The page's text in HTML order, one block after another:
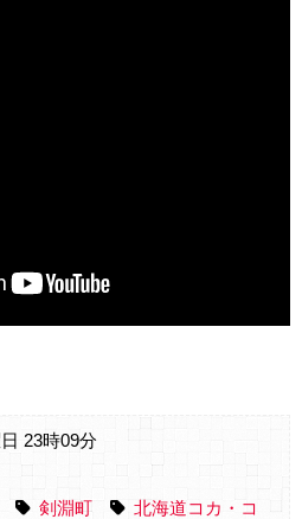
23時09分
剣淵町
北海道コカ・コ